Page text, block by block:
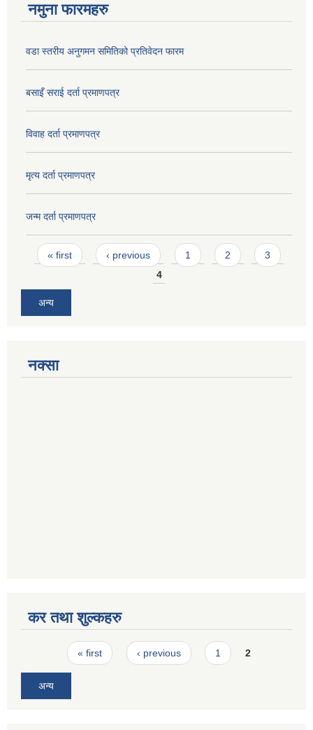
नमुना फारमहरु
वडा स्तरीय अनुगमन समितिको प्रतिवेदन फारम
बसाइँ सराई दर्ता प्रमाणपत्र
विवाह दर्ता प्रमाणपत्र
मृत्य दर्ता प्रमाणपत्र
जन्म दर्ता प्रमाणपत्र
Pages
« first ‹ previous 1 2
3
4
अन्य
नक्सा
कर तथा शुल्कहरु
Pages« first ‹ previous 1 2
अन्य